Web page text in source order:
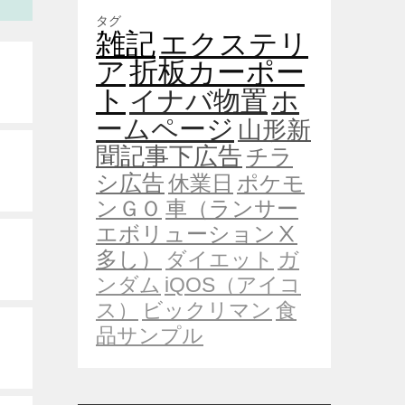
タグ
雑記エクステリ
ア折板カーポー
ト イナバ物置ホ
ームページ 山形新
聞記事下広告 チラ
シ広告休業日 ポケモ
ンＧＯ 車（ランサー
エボリューションⅩ
多し）
ダイエット ガ
ンダム iQOS（アイコ
ス）
ビックリマン 食
品サンプル